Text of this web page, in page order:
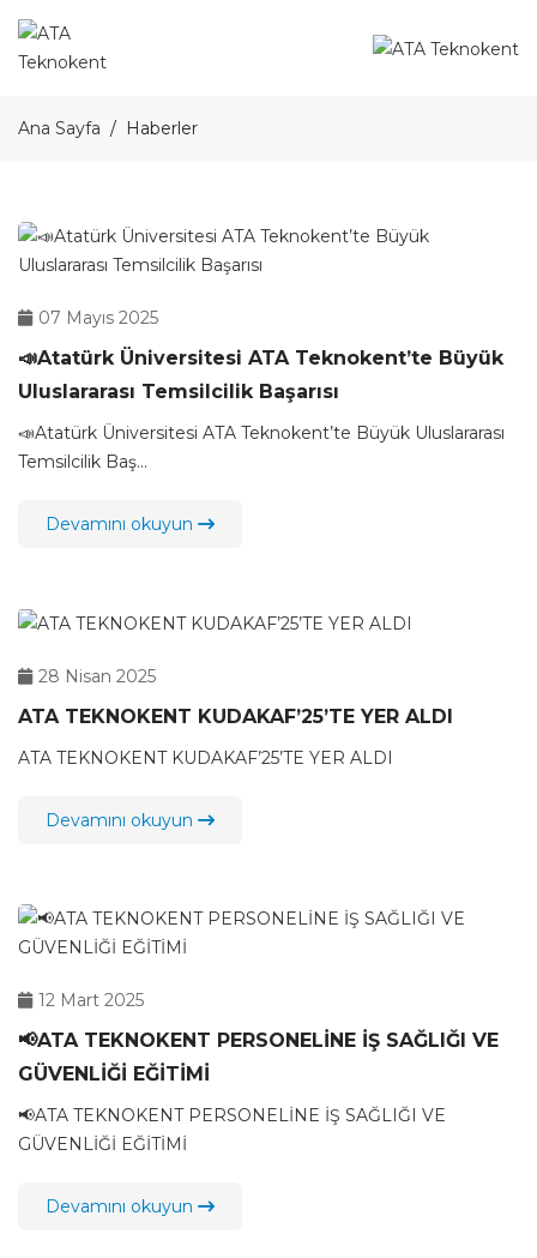
Ana Sayfa Haberler
07 Mayıs 2025
📣Atatürk Üniversitesi ATA Teknokent’te Büyük
Uluslararası Temsilcilik Başarısı
📣Atatürk Üniversitesi ATA Teknokent’te Büyük Uluslararası
Temsilcilik Baş...
Devamını okuyun
28 Nisan 2025
ATA TEKNOKENT KUDAKAF’25’TE YER ALDI
ATA TEKNOKENT KUDAKAF’25’TE YER ALDI
Devamını okuyun
12 Mart 2025
📢ATA TEKNOKENT PERSONELİNE İŞ SAĞLIĞI VE
GÜVENLİĞİ EĞİTİMİ
📢ATA TEKNOKENT PERSONELİNE İŞ SAĞLIĞI VE
GÜVENLİĞİ EĞİTİMİ
Devamını okuyun